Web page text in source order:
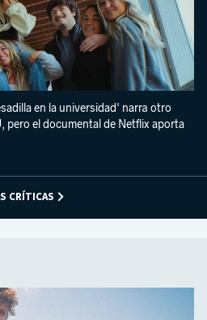
en la universidad' narra otro
pero el documental de Netflix aporta
CRÍTICAS